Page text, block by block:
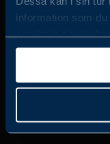
information som
samlat in när du
OM OSS
KONTAKT